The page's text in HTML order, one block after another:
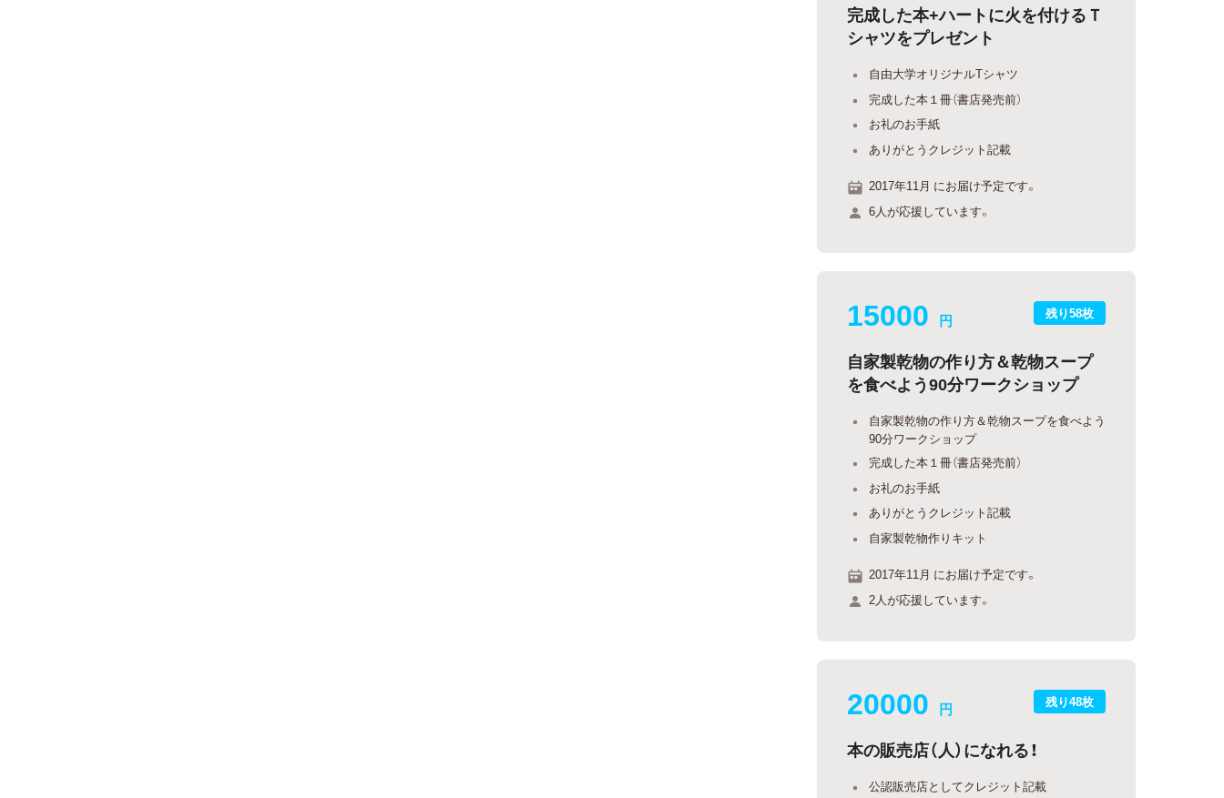
完成した本+ハートに火を付けるＴ
シャツをプレゼント
自由大学オリジナルTシャツ
完成した本１冊（書店発売前）
お礼のお手紙
ありがとうクレジット記載
2017年11月 にお届け予定です。
6人が応援しています。
残り58枚
15000 円
自家製乾物の作り方＆乾物スープ
を食べよう90分ワークショップ
自家製乾物の作り方＆乾物スープを食べよう
90分ワークショップ
完成した本１冊（書店発売前）
お礼のお手紙
ありがとうクレジット記載
自家製乾物作りキット
2017年11月 にお届け予定です。
2人が応援しています。
残り48枚
20000 円
本の販売店（人）になれる！
公認販売店としてクレジット記載